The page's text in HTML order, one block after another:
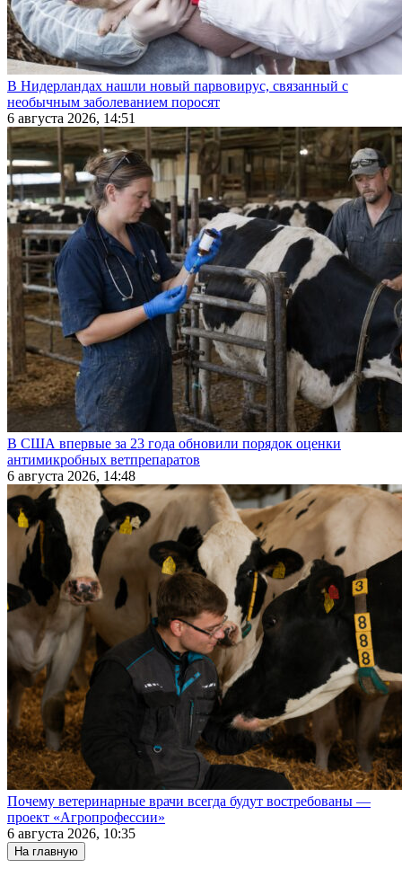
В Нидерландах нашли новый парвовирус, связанный с
необычным заболеванием поросят
6 августа 2026, 14:51
В США впервые за 23 года обновили порядок оценки
антимикробных ветпрепаратов
6 августа 2026, 14:48
Почему ветеринарные врачи всегда будут востребованы —
проект «Агропрофессии»
6 августа 2026, 10:35
На главную